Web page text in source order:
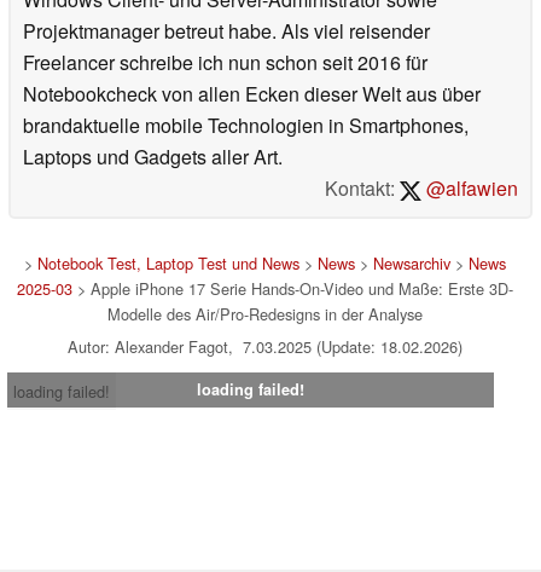
Projektmanager betreut habe. Als viel reisender
Freelancer schreibe ich nun schon seit 2016 für
Notebookcheck von allen Ecken dieser Welt aus über
brandaktuelle mobile Technologien in Smartphones,
Laptops und Gadgets aller Art.
Kontakt:
@alfawien
> Notebook Test, Laptop Test und News> News> Newsarchiv> News
2025-03> Apple iPhone 17 Serie Hands-On-Video und Maße: Erste 3D-
Modelle des Air/Pro-Redesigns in der Analyse
Autor: Alexander Fagot, 7.03.2025 (Update: 18.02.2026)
loading failed!
loading failed!